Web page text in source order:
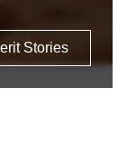
Stories